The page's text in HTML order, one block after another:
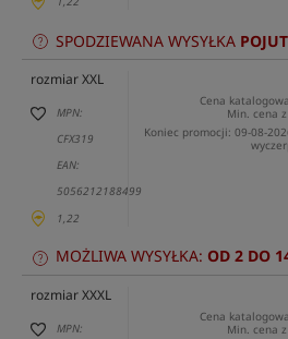
SPODZIEWANA WYSYŁKA
rozmiar XXL
MPN:
CFX319
EAN:
5056212188499
1,22
Cena katalogowa
Min. cena
Koniec promocji: 09-08-
MOŻLIWA WYSYŁKA: OD 2 DO
rozmiar XXXL
MPN:
Cena katalogowa
Min. cena